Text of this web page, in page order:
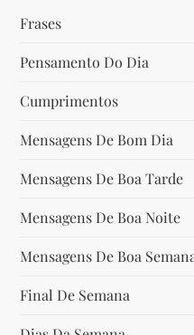
ç
ã
o
d
e
P
o
s
Frases
Pensamento Do Dia
Cumprimentos
Mensagens De Bom Dia
Mensagens De Boa Tarde
Mensagens De Boa Noite
Mensagens De Boa
Final De Semana